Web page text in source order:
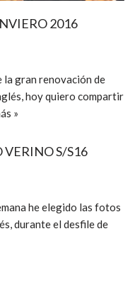
2016
la gran renovación de
hoy quiero compartir
»
S/S16
he elegido las fotos
durante el desfile de